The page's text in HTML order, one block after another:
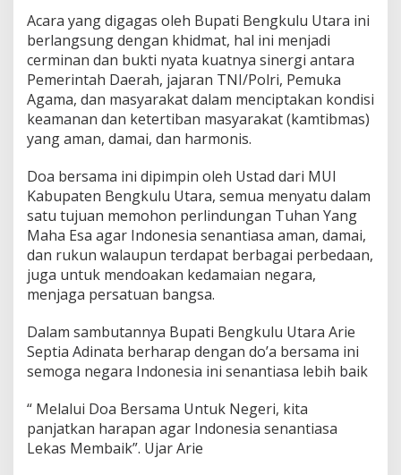
g
r
i
D
a
n
m
e
b
a
g
i
k
a
n
H
o
o
r
I
m
m
S
e
-
Acara yang digagas oleh Bupati Bengkulu Utara ini
berlangsung dengan khidmat, hal ini menjadi
cerminan dan bukti nyata kuatnya sinergi antara
Pemerintah Daerah, jajaran TNI/Polri, Pemuka
Agama, dan masyarakat dalam menciptakan kondisi
keamanan dan ketertiban masyarakat (kamtibmas)
yang aman, damai, dan harmonis.
Doa bersama ini dipimpin oleh Ustad dari MUI
Kabupaten Bengkulu Utara, semua menyatu dalam
satu tujuan memohon perlindungan Tuhan Yang
Maha Esa agar Indonesia senantiasa aman, damai,
dan rukun walaupun terdapat berbagai perbedaan,
juga untuk mendoakan kedamaian negara,
menjaga persatuan bangsa.
Dalam sambutannya Bupati Bengkulu Utara Arie
Septia Adinata berharap dengan do’a bersama ini
semoga negara Indonesia ini senantiasa lebih baik
“ Melalui Doa Bersama Untuk Negeri, kita
panjatkan harapan agar Indonesia senantiasa
Lekas Membaik”. Ujar Arie